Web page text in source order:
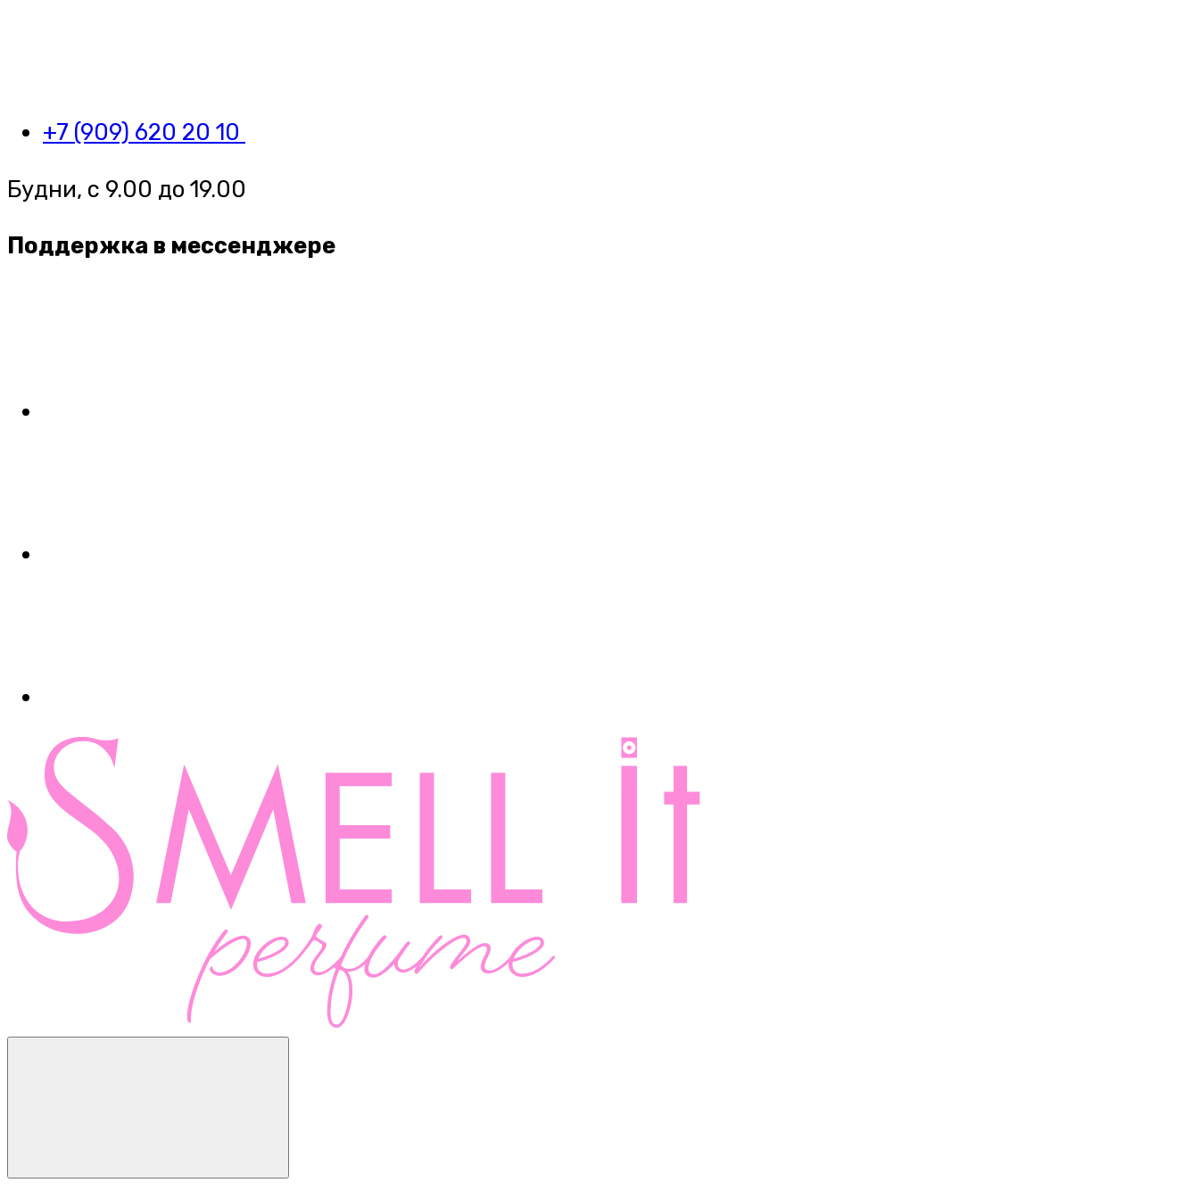
+7 (909) 620 20 10
Будни, с 9.00 до 19.00
Поддержка в мессенджере